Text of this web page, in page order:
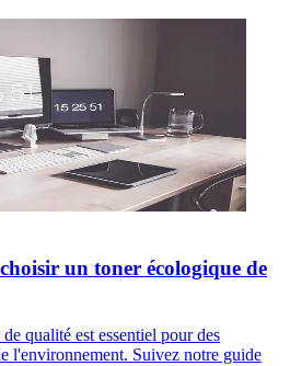
un toner écologique de
qualité est essentiel pour des
l'environnement. Suivez notre guide